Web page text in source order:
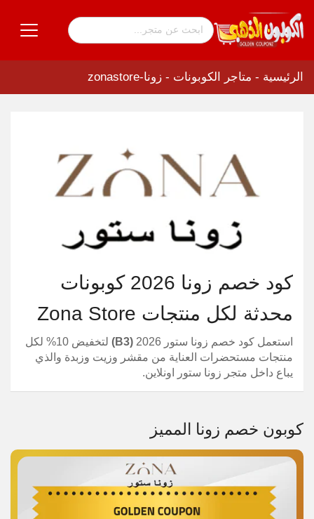
الرئيسية - متاجر الكوبونات - زونا-zonastore
كود خصم زونا 2026 كوبونات
محدثة لكل منتجات Zona Store
استعمل كود خصم زونا ستور 2026 (B3)
لتخفيض 10% لكل
منتجات مستحضرات العناية من مقشر وزيت وزبدة والذي
يباع داخل متجر زونا ستور اونلاين.
كوبون خصم زونا المميز